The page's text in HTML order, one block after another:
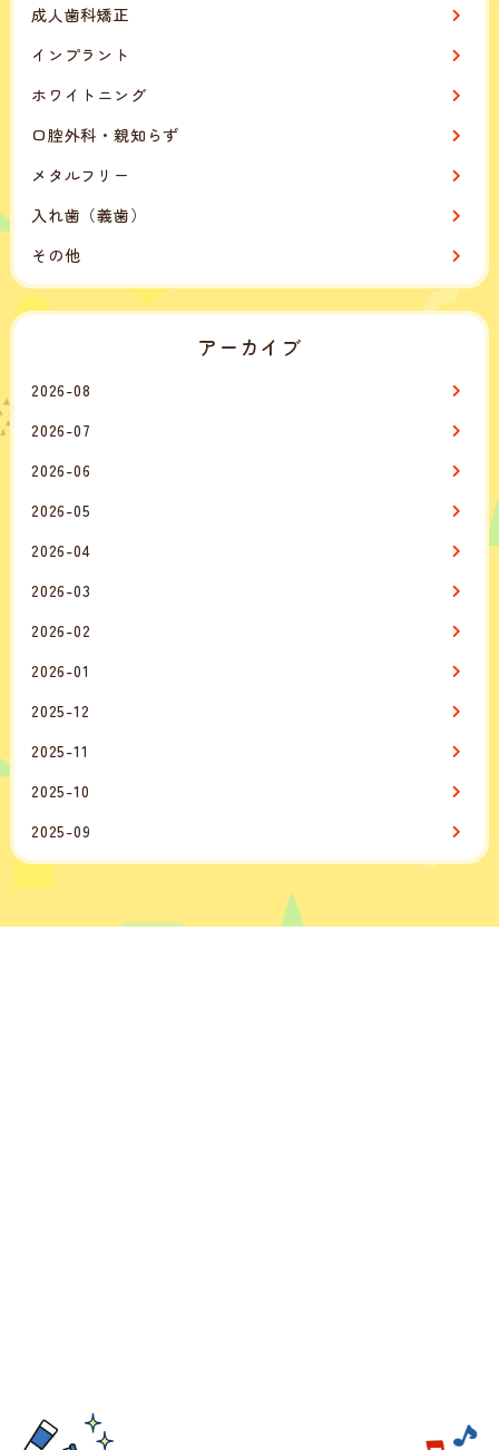
成人歯科矯正
インプラント
ホワイトニング
口腔外科・親知らず
メタルフリー
入れ歯（義歯）
その他
アーカイブ
2026-08
2026-07
2026-06
2026-05
2026-04
2026-03
2026-02
2026-01
2025-12
2025-11
2025-10
2025-09